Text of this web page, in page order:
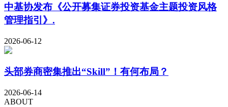
中基协发布《公开募集证券投资基金主题投资风格
管理指引》.
2026-06-12
头部券商密集推出“Skill”！有何布局？
2026-06-14
ABOUT